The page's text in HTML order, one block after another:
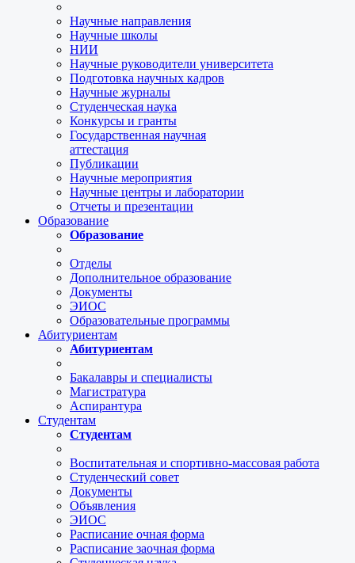
Научные направления
Научные школы
НИИ
Научные руководители университета
Подготовка научных кадров
Научные журналы
Студенческая наука
Конкурсы и гранты
Государственная научная
аттестация
Публикации
Научные мероприятия
Научные центры и лаборатории
Отчеты и презентации
Образование
Образование
Отделы
Дополнительное образование
Документы
ЭИОС
Образовательные программы
Абитуриентам
Абитуриентам
Бакалавры и специалисты
Магистратура
Аспирантура
Студентам
Студентам
Воспитательная и спортивно-массовая работа
Студенческий совет
Документы
Объявления
ЭИОС
Расписание очная форма
Расписание заочная форма